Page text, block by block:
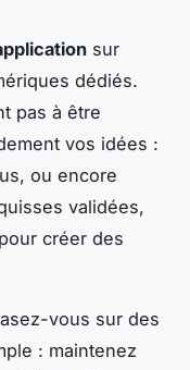
sur
dédiés.
pas à être
vos idées :
ou encore
validées,
créer des
vous sur des
: maintenez